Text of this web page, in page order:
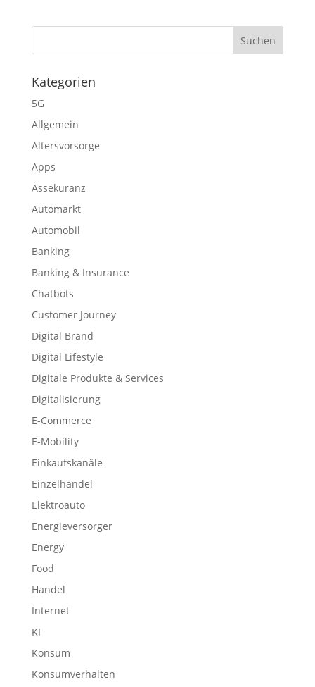
Kategorien
5G
Allgemein
Altersvorsorge
Apps
Assekuranz
Automarkt
Automobil
Banking
Banking & Insurance
Chatbots
Customer Journey
Digital Brand
Digital Lifestyle
Digitale Produkte & Services
Digitalisierung
E-Commerce
E-Mobility
Einkaufskanäle
Einzelhandel
Elektroauto
Energieversorger
Energy
Food
Handel
Internet
KI
Konsum
Konsumverhalten